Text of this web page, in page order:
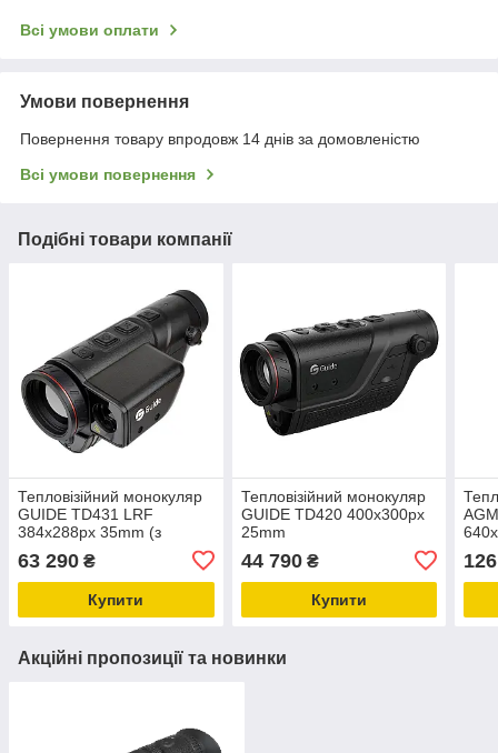
Всі умови оплати
Умови повернення
Повернення товару впродовж 14 днів за домовленістю
Всі умови повернення
Подібні товари компанії
Тепловізійний монокуляр
GUIDE TD431 LRF
384x288px 35mm (з
63 290 ₴
Купити
Тепловізійний монокуляр
GUIDE TD420 400х300px
25mm
44 790₴
Купити
Акційні пропозиції та новинки